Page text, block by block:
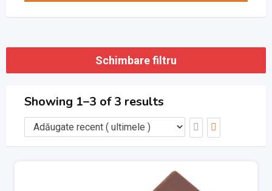
Schimbare filtru
Showing 1–3 of 3 results